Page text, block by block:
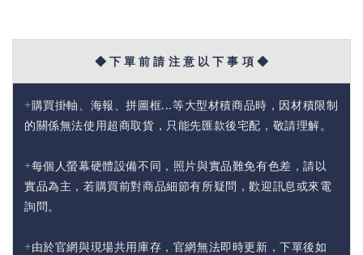
◆ 下 單 前 請 注 意 以 下 事 項 ◆
+購買掛軸、海報、拼圖框...等大型材積商品時，因材積限制
的關係無法使用超商取貨，只能先匯款後宅配，敬請理解。
+每個人螢幕硬體設備不同，照片與實品難免有色差，請以
實品為主，若購買前對商品細節有所疑問，歡迎訊息或來電
詢問。
+由於官網與現場共用庫存，官網無法即時更新，下單後如